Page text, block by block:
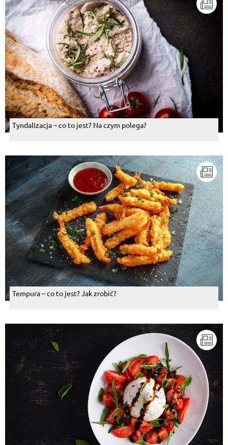
Tyndalizacja – co to jest? Na czym polega?
Tempura – co to jest? Jak zrobić?